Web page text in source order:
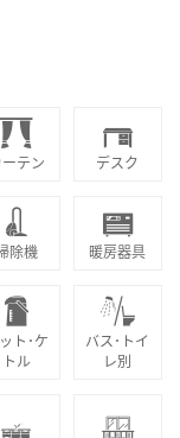
テン デスク
除機 暖房器具
ト･ケ
トル
バス･トイ
レ別